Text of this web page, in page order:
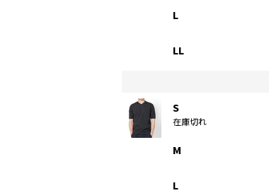
L
LL
S
在庫切れ
M
L